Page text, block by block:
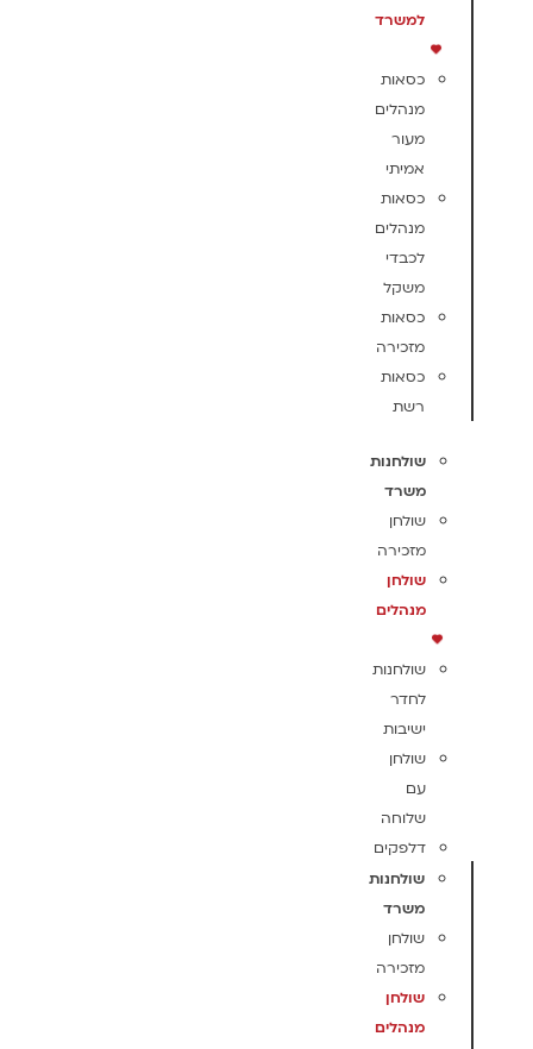
למשרד
כסאות
מנהלים
מעור
אמיתי
כסאות
מנהלים
לכבדי
משקל
כסאות
מזכירה
כסאות
רשת
שולחנות
משרד
שולחן
מזכירה
שולחן
מנהלים
שולחנות
לחדר
ישיבות
שולחן
עם
שלוחה
דלפקים
שולחנות
משרד
שולחן
מזכירה
שולחן
מנהלים